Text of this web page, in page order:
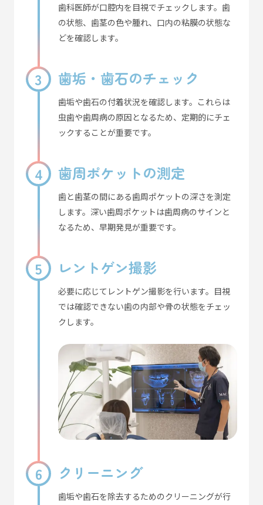
歯科医師が口腔内を目視でチェックします。歯
の状態、歯茎の色や腫れ、口内の粘膜の状態な
どを確認します。
歯垢・歯石のチェック
歯垢や歯石の付着状況を確認します。これらは
虫歯や歯周病の原因となるため、定期的にチェ
ックすることが重要です。
歯周ポケットの測定
歯と歯茎の間にある歯周ポケットの深さを測定
します。深い歯周ポケットは歯周病のサインと
なるため、早期発見が重要です。
レントゲン撮影
必要に応じてレントゲン撮影を行います。目視
では確認できない歯の内部や骨の状態をチェッ
クします。
クリーニング
歯垢や歯石を除去するためのクリーニングが行